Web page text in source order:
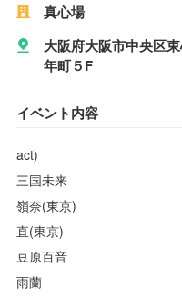
真心場
大阪府大阪市中央区
年町５F
イベント内容
act)
三国未来
嶺奈(東京)
直(東京)
豆原百音
雨蘭